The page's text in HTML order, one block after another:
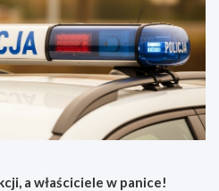
a właściciele w panice!